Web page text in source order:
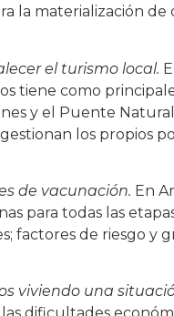
la materialización de
el turismo local.
tiene como
y el Puente
los propios
de vacunación. En
para todas las
factores de riesgo y
viviendo una